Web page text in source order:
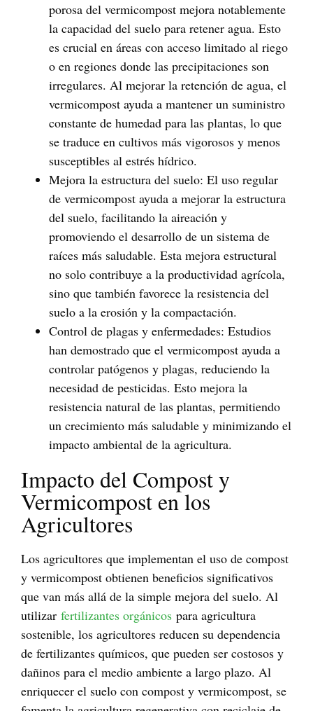
porosa del vermicompost mejora notablemente
la capacidad del suelo para retener agua. Esto
es crucial en áreas con acceso limitado al riego
o en regiones donde las precipitaciones son
irregulares. Al mejorar la retención de agua, el
vermicompost ayuda a mantener un suministro
constante de humedad para las plantas, lo que
se traduce en cultivos más vigorosos y menos
susceptibles al estrés hídrico.
Mejora la estructura del suelo: El uso regular
de vermicompost ayuda a mejorar la estructura
del suelo, facilitando la aireación y
promoviendo el desarrollo de un sistema de
raíces más saludable. Esta mejora estructural
no solo contribuye a la productividad agrícola,
sino que también favorece la resistencia del
suelo a la erosión y la compactación.
Control de plagas y enfermedades: Estudios
han demostrado que el vermicompost ayuda a
controlar patógenos y plagas, reduciendo la
necesidad de pesticidas. Esto mejora la
resistencia natural de las plantas, permitiendo
un crecimiento más saludable y minimizando el
impacto ambiental de la agricultura.
Impacto del Compost y
Vermicompost en los
Agricultores
Los agricultores que implementan el uso de compost
y vermicompost obtienen beneficios significativos
que van más allá de la simple mejora del suelo. Al
utilizar fertilizantes orgánicos para agricultura
sostenible, los agricultores reducen su dependencia
de fertilizantes químicos, que pueden ser costosos y
dañinos para el medio ambiente a largo plazo. Al
enriquecer el suelo con compost y vermicompost, se